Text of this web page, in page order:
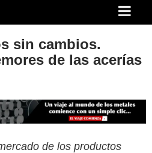
sin cambios.
de las acerías
de los productos